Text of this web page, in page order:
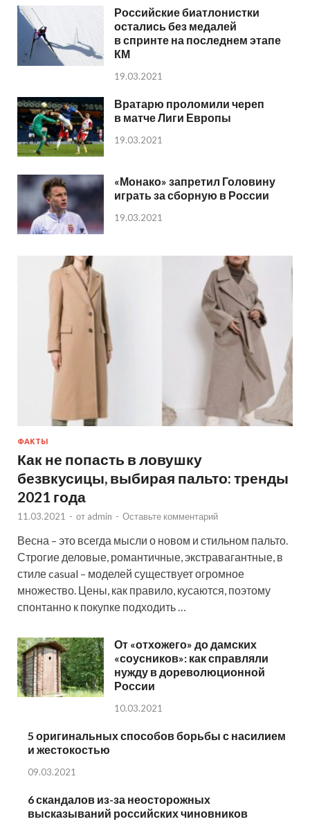
Российские биатлонистки
остались без медалей
в спринте на последнем этапе
КМ
19.03.2021
Вратарю проломили череп
в матче Лиги Европы
19.03.2021
«Монако» запретил Головину
играть за сборную в России
19.03.2021
ФАКТЫ
Как не попасть в ловушку
безвкусицы, выбирая пальто: тренды
2021 года
11.03.2021 - от admin - Оставьте комментарий
Весна – это всегда мысли о новом и стильном пальто.
Строгие деловые, романтичные, экстравагантные, в
стиле casual – моделей существует огромное
множество. Цены, как правило, кусаются, поэтому
спонтанно к покупке подходить …
От «отхожего» до дамских
«соусников»: как справляли
нужду в дореволюционной
России
10.03.2021
5 оригинальных способов борьбы с насилием
и жестокостью
09.03.2021
6 скандалов из-за неосторожных
высказываний российских чиновников